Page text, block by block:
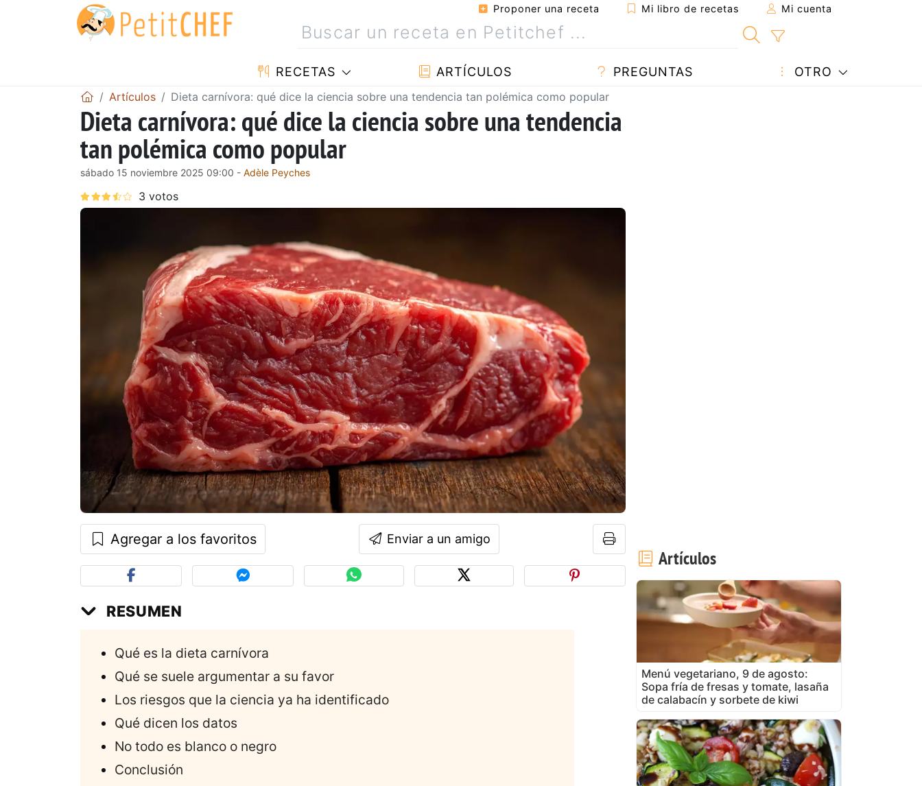
Proponer una receta Mi libro de recetas Mi cuenta
RECETAS ARTÍCULOS PREGUNTAS OTRO
Artículos Dieta carnívora: qué dice la ciencia sobre una tendencia tan polémica como popular
Dieta carnívora: qué dice la ciencia sobre una tendencia
tan polémica como popular
sábado 15 noviembre 2025 09:00 - Adèle Peyches
Agregar a los favoritos Enviar a un amigo
RESUMEN
Qué es la dieta carnívora
Qué se suele argumentar a su favor
Los riesgos que la ciencia ya ha identificado
Qué dicen los datos
No todo es blanco o negro
Conclusión
Artículos
Menú vegetariano, 9 de agosto:
Sopa fría de fresas y tomate, lasaña
de calabacín y sorbete de kiwi